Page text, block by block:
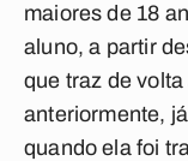
maiores de 18
aluno, a partir
que traz de
anteriormente,
quando ela foi